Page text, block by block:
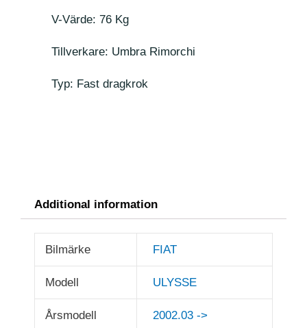
V-Värde: 76 Kg
Tillverkare: Umbra Rimorchi
Typ: Fast dragkrok
Additional information
Bilmärke FIAT
Modell ULYSSE
Årsmodell 2002.03 ->